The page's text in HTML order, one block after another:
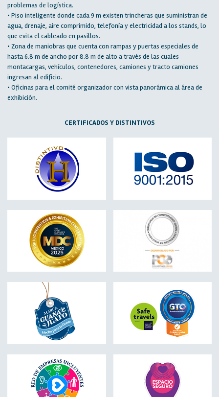
problemas de logística.
• Piso inteligente donde cada 9 m existen trincheras que suministran de
agua, drenaje, aire comprimido, telefonía y electricidad a los stands, lo
que evita el cableado en pasillos.
• Zona de maniobras que cuenta con rampas y puertas especiales de
hasta 6.8 m de ancho por 8.8 m de alto a través de las cuales
montacargas, vehículos, contenedores, camiones y tracto camiones
ingresan al edificio.
• Oficinas para el comité organizador con vista panorámica al área de
exhibición.
CERTIFICADOS Y DISTINTIVOS